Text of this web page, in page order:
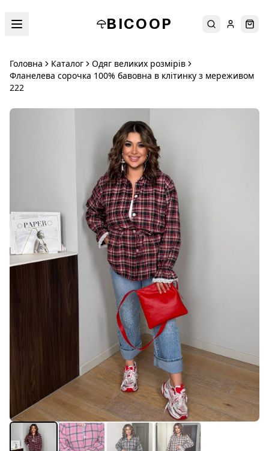
BICOOP ПошукУвійти
Головна Каталог
Одяг великих розмірів
Фланелева сорочка 100% бавовна в клітинку з мереживом
222